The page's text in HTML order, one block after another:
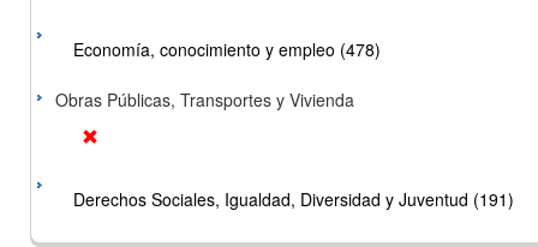
Economía, conocimiento y empleo (478)
Obras Públicas, Transportes y Vivienda
Derechos Sociales, Igualdad, Diversidad y Juventud (191)